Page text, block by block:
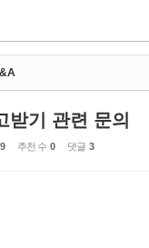
받기 관련 문의
추천 수 0 댓글 3